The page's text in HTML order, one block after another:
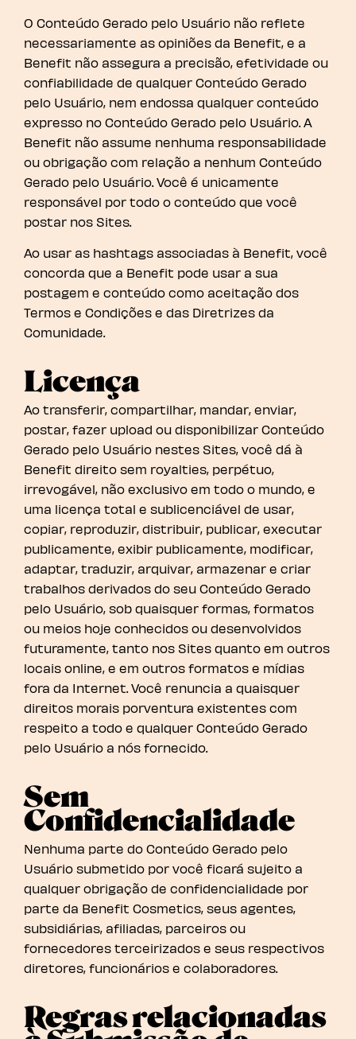
O Conteúdo Gerado pelo Usuário não reflete
necessariamente as opiniões da Benefit, e a
Benefit não assegura a precisão, efetividade ou
confiabilidade de qualquer Conteúdo Gerado
pelo Usuário, nem endossa qualquer conteúdo
expresso no Conteúdo Gerado pelo Usuário. A
Benefit não assume nenhuma responsabilidade
ou obrigação com relação a nenhum Conteúdo
Gerado pelo Usuário. Você é unicamente
responsável por todo o conteúdo que você
postar nos Sites.
Ao usar as hashtags associadas à Benefit, você
concorda que a Benefit pode usar a sua
postagem e conteúdo como aceitação dos
Termos e Condições e das Diretrizes da
Comunidade.
Licença
Ao transferir, compartilhar, mandar, enviar,
postar, fazer upload ou disponibilizar Conteúdo
Gerado pelo Usuário nestes Sites, você dá à
Benefit direito sem royalties, perpétuo,
irrevogável, não exclusivo em todo o mundo, e
uma licença total e sublicenciável de usar,
copiar, reproduzir, distribuir, publicar, executar
publicamente, exibir publicamente, modificar,
adaptar, traduzir, arquivar, armazenar e criar
trabalhos derivados do seu Conteúdo Gerado
pelo Usuário, sob quaisquer formas, formatos
ou meios hoje conhecidos ou desenvolvidos
futuramente, tanto nos Sites quanto em outros
locais online, e em outros formatos e mídias
fora da Internet. Você renuncia a quaisquer
direitos morais porventura existentes com
respeito a todo e qualquer Conteúdo Gerado
pelo Usuário a nós fornecido.
Sem
Confidencialidade
Nenhuma parte do Conteúdo Gerado pelo
Usuário submetido por você ficará sujeito a
qualquer obrigação de confidencialidade por
parte da Benefit Cosmetics, seus agentes,
subsidiárias, afiliadas, parceiros ou
fornecedores terceirizados e seus respectivos
diretores, funcionários e colaboradores.
Regras relacionadas